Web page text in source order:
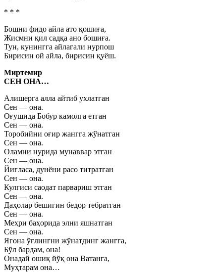
* * *
Бошни фидо айла ато қошиға,
Жисмни қил садқа ано бошиға.
Тун, кунингга айлагали нурпош
Бирисин ой айла, бирисин қуёш.
Миртемир
СЕН ОНА…
Алишерга алла айтиб ухлатган
Сен — она.
Оғушида Бобур камолга етган
Сен — она.
Торобийни оғир жангга жўнатган
Сен — она.
Оламни нурида мунаввар этган
Сен — она.
Йиғласа, дунёни расо титратган
Сен — она.
Кулгиси саодат парвариш этган
Сен — она.
Даҳолар бешигин бедор тебратган
Сен — она.
Меҳри баҳорида элни яшнатган
Сен — она.
Ягона ўғлингни жўнатдинг жангга,
Бўл бардам, она!
Онадай ошиқ йўқ она Ватанга,
Муҳтарам она…